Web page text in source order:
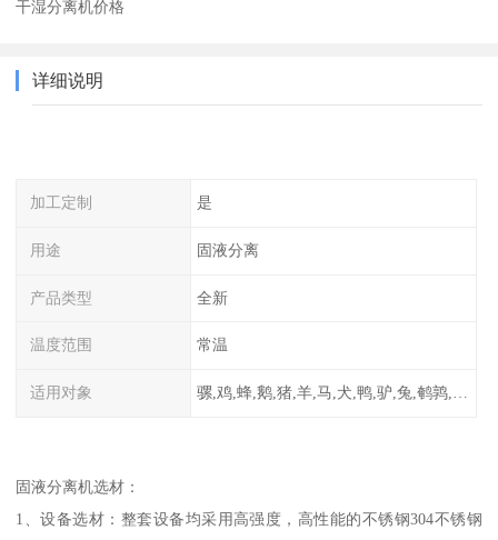
干湿分离机价格
详细说明
加工定制 是
用途 固液分离
产品类型 全新
温度范围 常温
适用对象 骡,鸡,蜂,鹅,猪,羊,马,犬,鸭,驴,兔,鹌鹑,牛,鸽
固液分离机选材：
1、设备选材：整套设备均采用高强度，高性能的不锈钢304不锈钢